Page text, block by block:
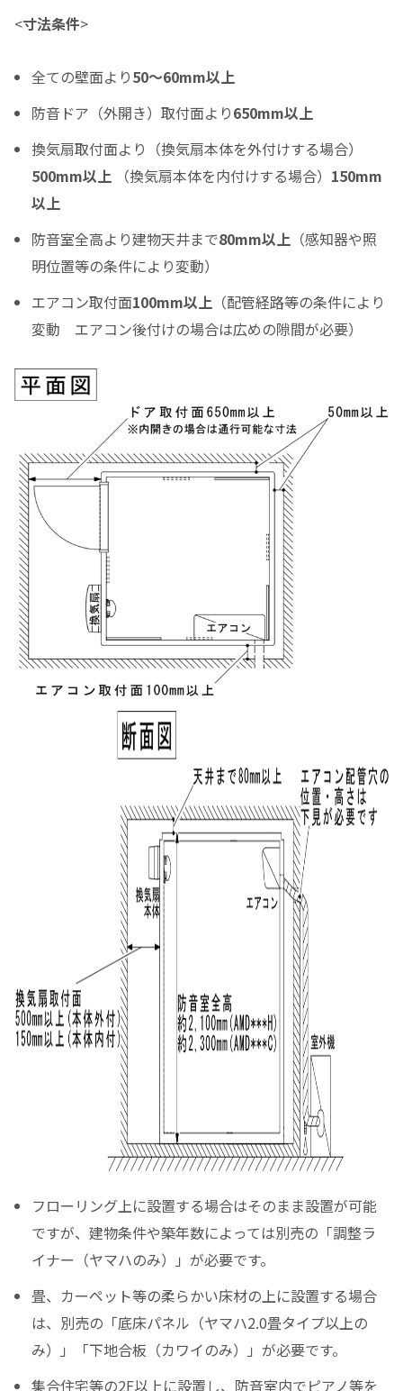
分割支払回数
ボーナス月の加算金額
0
ボーナス月の加算（上乗せ）金額をスライドして下さい（1万円単位）
シュミレーション結果
月々のお支払金額
（初回月のみ）お支払金額
実質年率%
Please enter the security code
2 + 1 =
<寸法条件>
全ての壁面より50～60mm以上
防音ドア（外開き）取付面より650mm以上
換気扇取付面より（換気扇本体を外付けする場合）
500mm以上 （換気扇本体を内付けする場合） 150mm
以上
防音室全高より建物天井まで80mm以上 （感知器や照
明位置等の条件により変動）
エアコン取付面100mm以上 （配管経路等の条件により
変動 エアコン後付けの場合は広めの隙間が必要）
フローリング上に設置する場合はそのまま設置が可能
ですが、建物条件や築年数によっては別売の「調整ラ
イナー（ヤマハのみ）」が必要です。
畳、カーペット等の柔らかい床材の上に設置する場合
は、別売の「底床パネル（ヤマハ2.0畳タイプ以上の
み）」「下地合板（カワイのみ）」が必要です。
集合住宅等の2F以上に設置し、防音室内でピアノ等を